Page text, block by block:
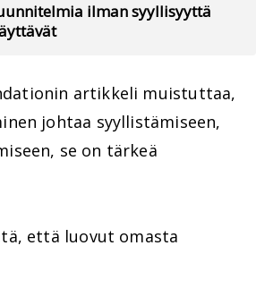
ilman syyllisyyttä
artikkeli muistuttaa,
johtaa syyllistämiseen,
se on tärkeä
että luovut omasta